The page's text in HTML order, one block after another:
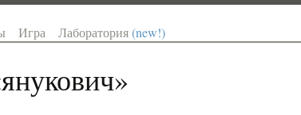
Игра Лаборатория(new!)
янукович»